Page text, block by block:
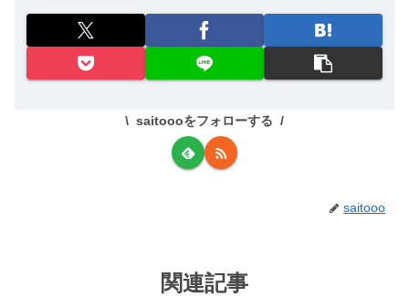
saitoooをフォローする
saitooo
関連記事